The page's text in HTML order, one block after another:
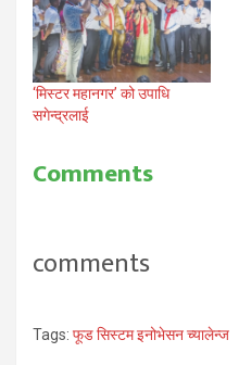
‘मिस्टर महानगर’ को उपाधि
सगेन्द्रलाई
Comments
comments
Tags: फूड सिस्टम इनोभेसन च्यालेन्ज